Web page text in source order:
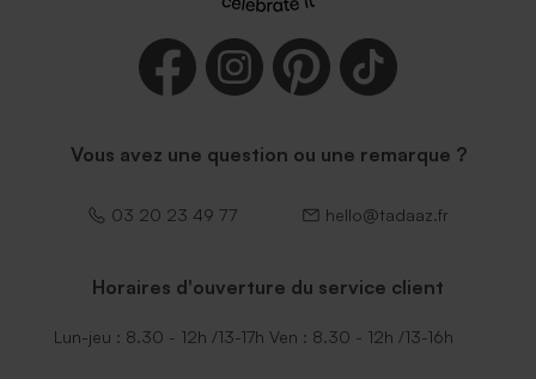
Vous avez une question ou une remarque ?
03 20 23 49 77 hello@tadaaz.fr
Horaires d'ouverture du service client
Lun-jeu : 8.30 - 12h /13-17h Ven : 8.30 - 12h /13-16h